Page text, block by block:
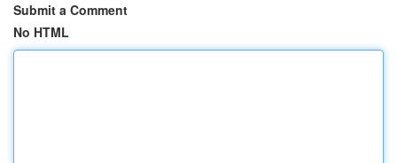
Submit a Comment
No HTML